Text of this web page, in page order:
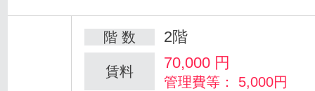
階 数 2階
賃料 70,000 円
管理費等： 5,000円